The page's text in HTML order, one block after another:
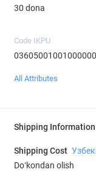
30 dona
Code IKPU
03605001001000000
All Attributes
Shipping Information
Shipping Cost
Doʻkondan olish